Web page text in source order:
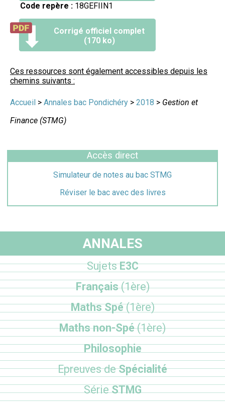
Code repère : 18GEFIIN1
Corrigé officiel complet
(170 ko)
Ces ressources sont également accessibles depuis les
chemins suivants :
Accueil > Annales bac Pondichéry > 2018 > Gestion et
Finance (STMG)
Accès direct
Simulateur de notes au bac STMG
Réviser le bac avec des livres
ANNALES
SujetsE3C
Français(1ère)
Maths Spé(1ère)
Maths non-Spé(1ère)
Philosophie
Epreuves deSpécialité
SérieSTMG